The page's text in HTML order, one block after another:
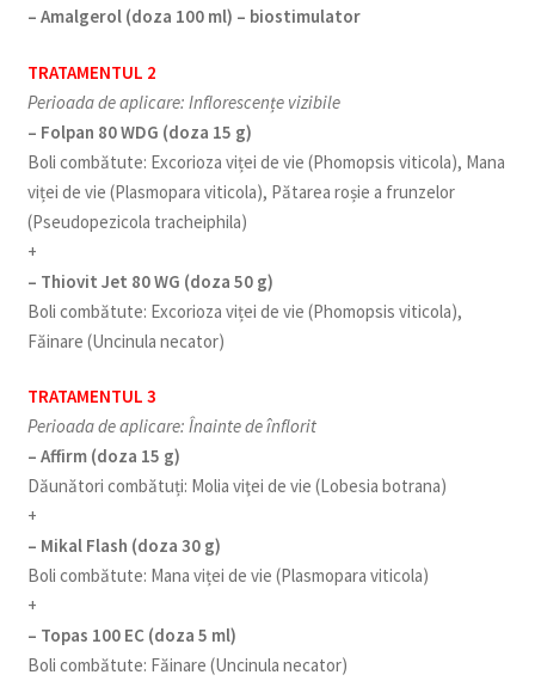
– Amalgerol (doza 100 ml) – biostimulator
TRATAMENTUL 2
Perioada de aplicare: Inflorescențe vizibile
– Folpan 80 WDG (doza 15 g)
Boli combătute: Excorioza viței de vie (Phomopsis viticola), Mana
viței de vie (Plasmopara viticola), Pătarea roșie a frunzelor
(Pseudopezicola tracheiphila)
+
– Thiovit Jet 80 WG (doza 50 g)
Boli combătute: Excorioza viței de vie (Phomopsis viticola),
Făinare (Uncinula necator)
TRATAMENTUL 3
Perioada de aplicare: Înainte de înflorit
– Affirm (doza 15 g)
Dăunători combătuți: Molia viţei de vie (Lobesia botrana)
+
– Mikal Flash (doza 30 g)
Boli combătute: Mana viței de vie (Plasmopara viticola)
+
– Topas 100 EC (doza 5 ml)
Boli combătute: Făinare (Uncinula necator)